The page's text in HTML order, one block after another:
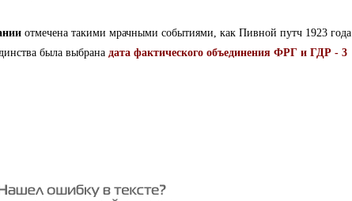
отмечена такими мрачными событиями, как Пивной путч 1923 года
была выбрана дата фактического объединения ФРГ и ГДР - 3